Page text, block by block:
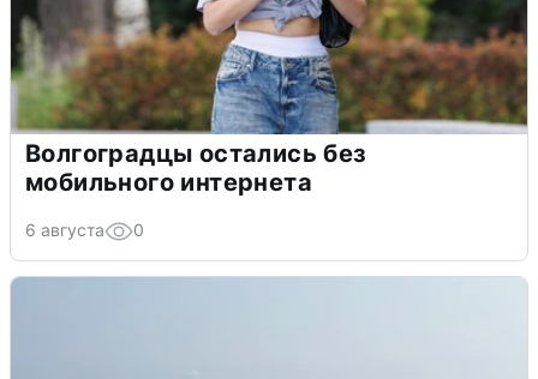
Волгоградцы остались без
мобильного интернета
6 августа 0